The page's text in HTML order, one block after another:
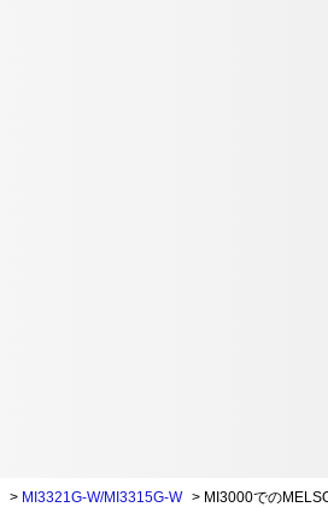
> MI3321G-W/MI3315G-W > MI3000での